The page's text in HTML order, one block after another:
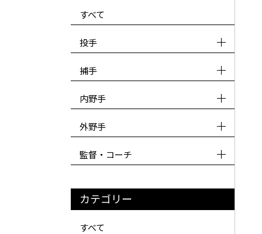
すべて
投手
捕手
内野手
外野手
監督・コーチ
カテゴリー
すべて